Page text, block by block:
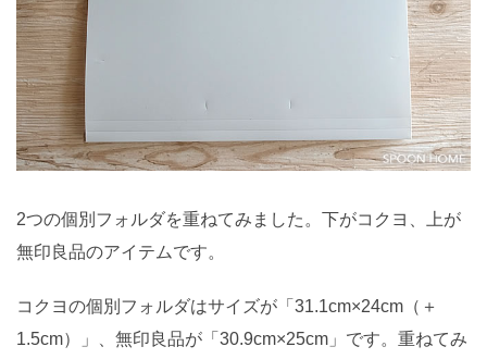
2つの個別フォルダを重ねてみました。下がコクヨ、上が
無印良品のアイテムです。
コクヨの個別フォルダはサイズが「31.1cm×24cm（＋
1.5cm）」、無印良品が「30.9cm×25cm」です。重ねてみ